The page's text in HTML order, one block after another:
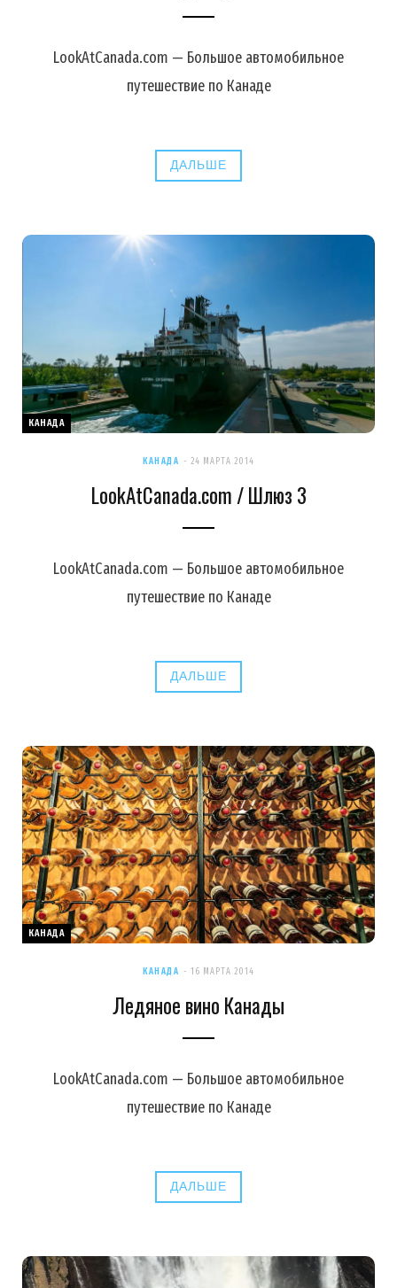
LookAtCanada.com — Большое автомобильное
путешествие по Канаде
ДАЛЬШЕ
КАНАДА
КАНАДА 24 МАРТА 2014
LookAtCanada.com / Шлюз 3
LookAtCanada.com — Большое автомобильное
путешествие по Канаде
ДАЛЬШЕ
КАНАДА
КАНАДА 16 МАРТА 2014
Ледяное вино Канады
LookAtCanada.com — Большое автомобильное
путешествие по Канаде
ДАЛЬШЕ